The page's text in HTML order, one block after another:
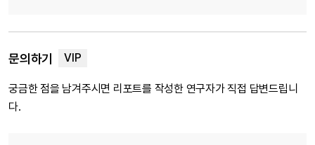
문의하기
궁금한 점을 남겨주시면 리포트를 작성한 연구자가 직접 답변드립니
다.